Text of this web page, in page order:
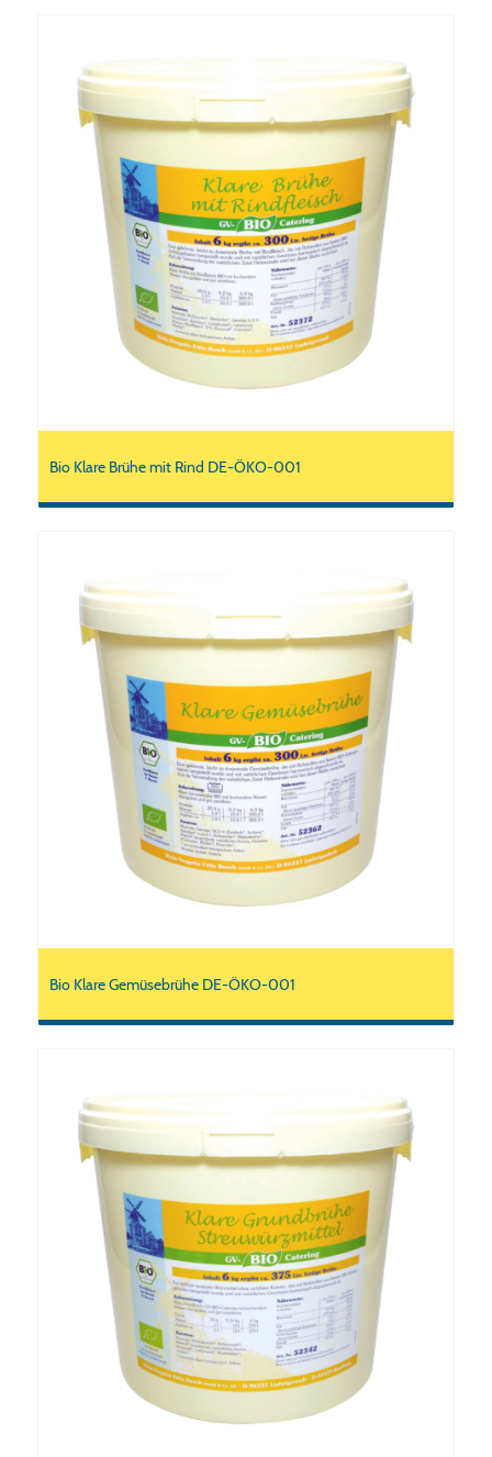
Bio Klare Brühe mit Rind DE-ÖKO-001
Bio Klare Gemüsebrühe DE-ÖKO-001